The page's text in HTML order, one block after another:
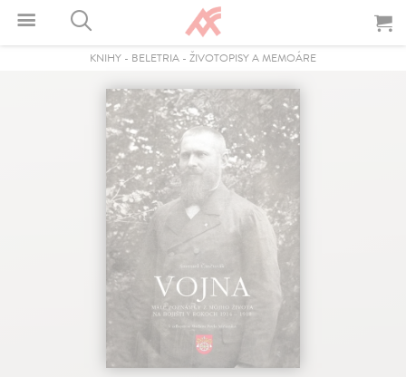
KNIHY - BELETRIA - ŽIVOTOPISY A MEMOÁRE